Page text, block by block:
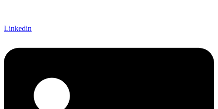
Linkedin